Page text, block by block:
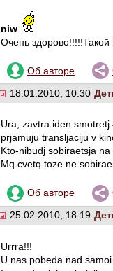
niw
Очень здорово!!!!!Такой
Об авторе
18.01.2010, 10:30
Ura, zavtra iden
prjamuju transljaciju v
Kto-nibudj sobiraetsja
Mq cvetq toze ne
Об авторе
25.02.2010, 18:19
Urrra!!!
U nas pobeda nad